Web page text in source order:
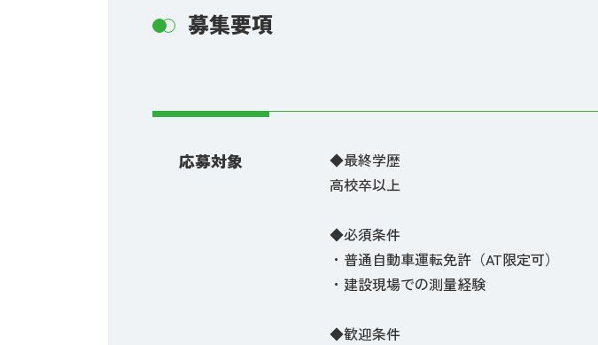
募集要項
応募対象
◆最終学歴
高校卒以上
◆必須条件
・普通自動車運転免許（AT限定可）
・建設現場での測量経験
◆歓迎条件